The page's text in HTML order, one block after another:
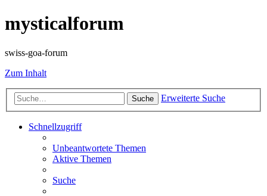
mysticalforum
swiss-goa-forum
Zum Inhalt
Suche Erweiterte Suche
Schnellzugriff
Unbeantwortete Themen
Aktive Themen
Suche